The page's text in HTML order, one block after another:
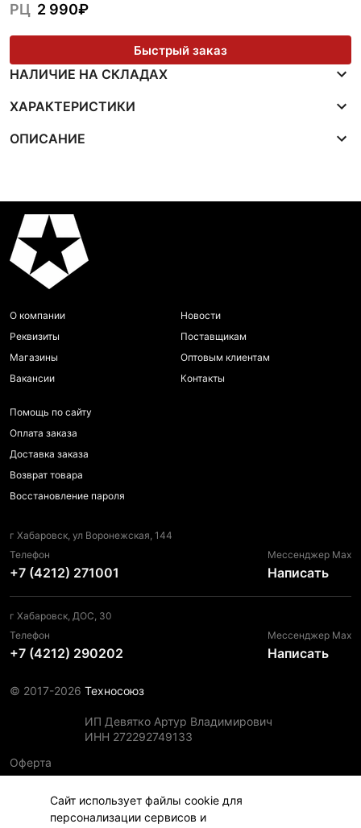
Сайт использует файлы cookie для
персонализации сервисов и
РЦ 2 990₽
Быстрый заказ
НАЛИЧИЕ НА СКЛАДАХ
ХАРАКТЕРИСТИКИ
ОПИСАНИЕ
О компании
Реквизиты
Магазины
Вакансии
Новости
Поставщикам
Оптовым клиентам
Контакты
Помощь по сайту
Оплата заказа
Доставка заказа
Возврат товара
Восстановление пароля
г Хабаровск, ул Воронежская, 144
Телефон
+7 (4212) 271001
Мессенджер Max
Написать
г Хабаровск, ДОС, 30
Телефон
+7 (4212) 290202
Мессенджер Max
Написать
© 2017-2026 Техносоюз
ИП Девятко Артур Владимирович
ИНН 272292749133
Оферта
Политика конфиденциальности